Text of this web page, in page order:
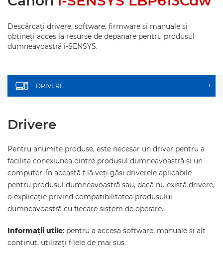
Descărcaţi drivere, software, firmware şi manuale şi
obţineţi acces la resurse de depanare pentru produsul
dumneavoastră i-SENSYS.
DRIVERE +
Drivere
Pentru anumite produse, este necesar un driver pentru a
facilita conexiunea dintre produsul dumneavoastră şi un
computer. În această filă veţi găsi driverele aplicabile
pentru produsul dumneavoastră sau, dacă nu există drivere,
o explicaţie privind compatibilitatea produsului
dumneavoastră cu fiecare sistem de operare.
Informaţii utile: pentru a accesa software, manuale şi alt
conţinut, utilizaţi filele de mai sus.